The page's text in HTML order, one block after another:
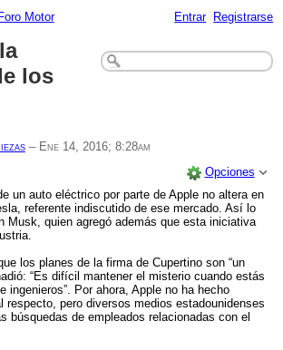
Foro Motor Entrar Registrarse
los
– Ene 14, 2016; 8:28am
Opciones
un auto eléctrico por parte de Apple no altera en
referente indiscutido de ese mercado. Así lo
Musk, quien agregó además que esta iniciativa
los planes de la firma de Cupertino son “un
“Es difícil mantener el misterio cuando estás
ingenieros”. Por ahora, Apple no ha hecho
respecto, pero diversos medios estadounidenses
búsquedas de empleados relacionadas con el